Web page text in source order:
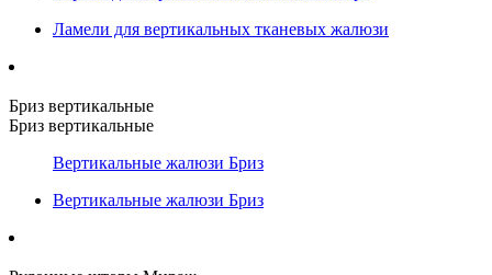
Ламели для вертикальных тканевых жалюзи
Бриз вертикальные
Бриз вертикальные
Вертикальные жалюзи Бриз
Вертикальные жалюзи Бриз